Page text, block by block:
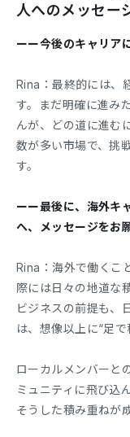
人へのメッセー
ーー今後のキャリア
Rina：最終的には、
す。まだ明確に進み
んが、どの道に進む
数が多い市場で、挑
す。
ーー最後に、海外キ
へ、メッセージをお
Rina：海外で働くこ
際には日々の地道な
ビジネスの前提も、
は、想像以上に“足
ローカルメンバーと
ミュニティに飛び込
そうした積み重ねが